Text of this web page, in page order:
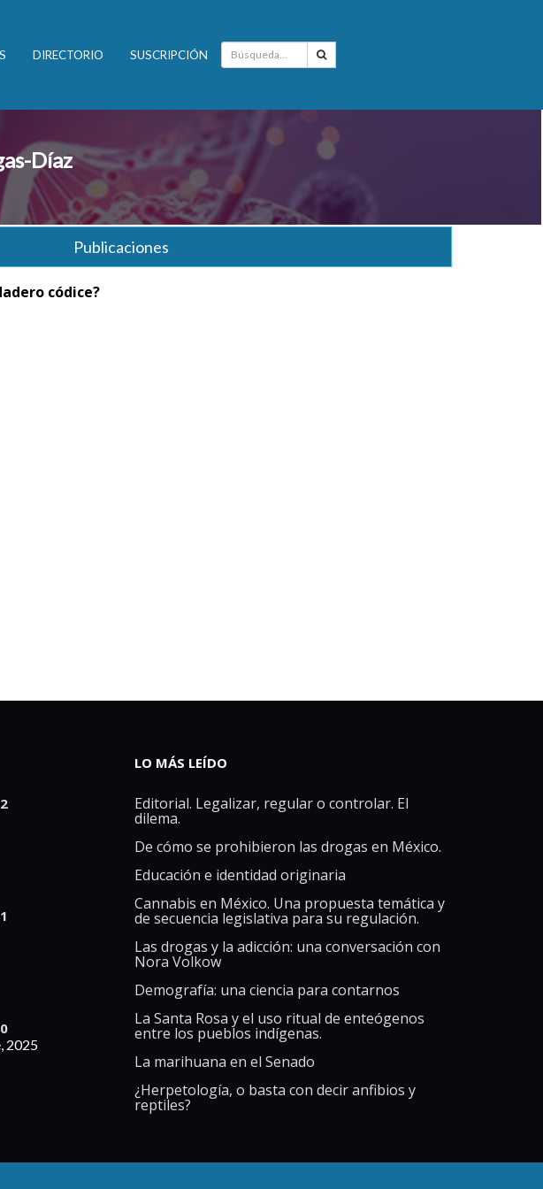
DIRECTORIO SUSCRIPCIÓN
Díaz
Publicaciones
códice?
2025
LO MÁS LEÍDO
Editorial. Legalizar, regular o controlar. El
dilema.
De cómo se prohibieron las drogas en México.
Educación e identidad originaria
Cannabis en México. Una propuesta temática y
de secuencia legislativa para su regulación.
Las drogas y la adicción: una conversación con
Nora Volkow
Demografía: una ciencia para contarnos
La Santa Rosa y el uso ritual de enteógenos
entre los pueblos indígenas.
La marihuana en el Senado
¿Herpetología, o basta con decir anfibios y
reptiles?